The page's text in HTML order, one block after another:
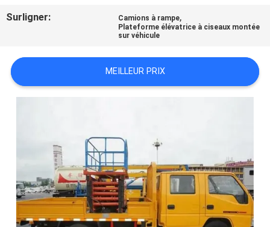
NOUS
NOUVELLES
PLAN
DU
SITE
Surligner: Camions à rampe,
Plateforme élévatrice à ciseaux montée
sur véhicule
MEILLEUR PRIX